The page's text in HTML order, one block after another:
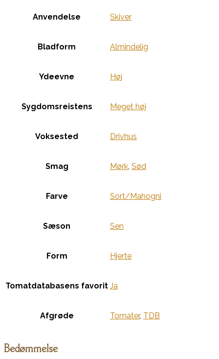
Anvendelse Skiver
Bladform Almindelig
Ydeevne Høj
Sygdomsreistens Meget høj
Voksested Drivhus
Smag Mørk, Sød
Farve Sort/Mahogni
Sæson Sen
Form Hjerte
Tomatdatabasens favorit Ja
Afgrøde Tomater, TDB
Bedømmelse